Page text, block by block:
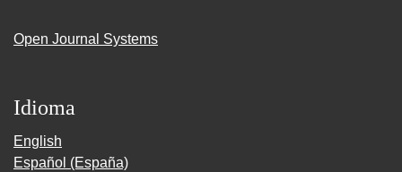
Open Journal Systems
Idioma
English
Español (España)